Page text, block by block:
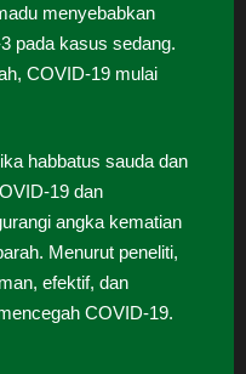
menyebabkan
pada kasus sedang.
COVID-19 mulai
habbatus sauda dan
19 dan
angka kematian
Menurut peneliti,
efektif, dan
COVID-19.